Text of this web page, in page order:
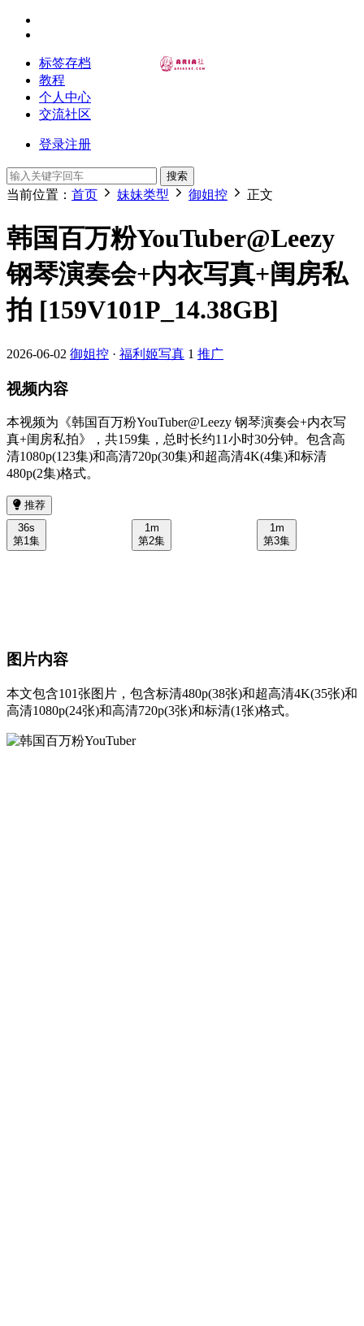
标签存档
教程
个人中心
交流社区
登录注册
搜索
当前位置： 首页 妹妹类型 御姐控 正文
韩国百万粉YouTuber@Leezy
钢琴演奏会+内衣写真+闺房私
拍 [159V101P_14.38GB]
2026-06-02 御姐控 · 福利姬写真 1 推广
视频内容
本视频为《韩国百万粉YouTuber@Leezy 钢琴演奏会+内衣写
真+闺房私拍》，共159集，总时长约11小时30分钟。包含高
清1080p(123集)和高清720p(30集)和超高清4K(4集)和标清
480p(2集)格式。
推荐
36s
第1集
1m
第2集
1m
第3集
图片内容
本文包含101张图片，包含标清480p(38张)和超高清4K(35张)和
高清1080p(24张)和高清720p(3张)和标清(1张)格式。